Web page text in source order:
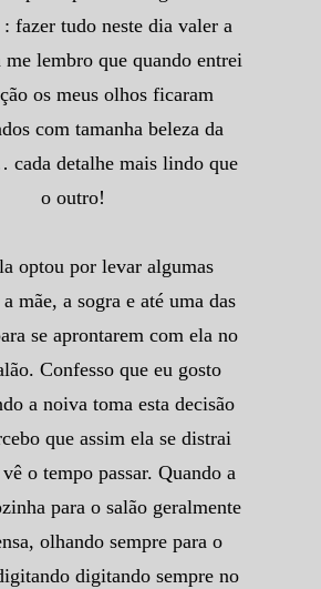
: fazer tudo neste dia valer a
lembro que quando entrei
os meus olhos ficaram
com tamanha beleza da
cada detalhe mais lindo que
o outro!
optou por levar algumas
mãe, a sogra e até uma das
se aprontarem com ela no
Confesso que eu gosto
a noiva toma esta decisão
que assim ela se distrai
o tempo passar. Quando a
para o salão geralmente
olhando sempre para o
digitando sempre no